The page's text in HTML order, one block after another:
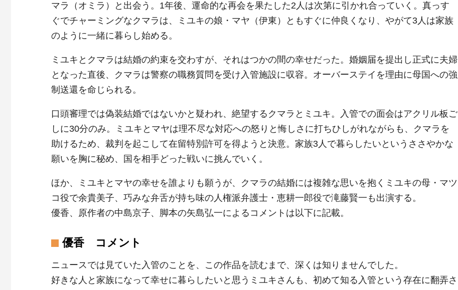
マラ（オミラ）と出会う。1年後、運命的な再会を果たした2人は次第に引かれ合っていく。真っす
ぐでチャーミングなクマラは、ミユキの娘・マヤ（伊東）ともすぐに仲良くなり、やがて3人は家族
のように一緒に暮らし始める。
ミユキとクマラは結婚の約束を交わすが、それはつかの間の幸せだった。婚姻届を提出し正式に夫婦
となった直後、クマラは警察の職務質問を受け入管施設に収容。オーバーステイを理由に母国への強
制送還を命じられる。
口頭審理では偽装結婚ではないかと疑われ、絶望するクマラとミユキ。入管での面会はアクリル板ご
しに30分のみ。ミユキとマヤは理不尽な対応への怒りと悔しさに打ちひしがれながらも、クマラを
助けるため、裁判を起こして在留特別許可を得ようと決意。家族3人で暮らしたいというささやかな
願いを胸に秘め、国を相手どった戦いに挑んでいく。
ほか、ミユキとマヤの幸せを誰よりも願うが、クマラの結婚には複雑な思いを抱くミユキの母・マツ
コ役で余貴美子、巧みな弁舌が持ち味の人権派弁護士・恵耕一郎役で滝藤賢一も出演する。
優香、原作者の中島京子、脚本の矢島弘一によるコメントは以下に記載。
優香 コメント
ニュースでは見ていた入管のことを、この作品を読むまで、深くは知りませんでした。
好きな人と家族になって幸せに暮らしたいと思うミユキさんも、初めて知る入管という存在に翻弄さ